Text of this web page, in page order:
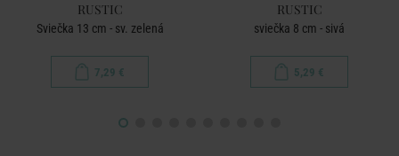
RUSTIC
Sviečka 13 cm - sv. zelená
7,29 €
RUSTIC
sviečka 8 cm - sivá
5,29 €